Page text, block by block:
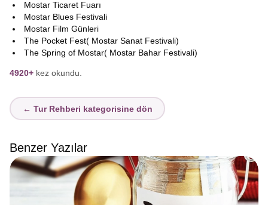
Mostar Ticaret Fuarı
Mostar Blues Festivali
Mostar Film Günleri
The Pocket Fest( Mostar Sanat Festivali)
The Spring of Mostar( Mostar Bahar Festivali)
4920+ kez okundu.
← Tur Rehberi kategorisine dön
Benzer Yazılar